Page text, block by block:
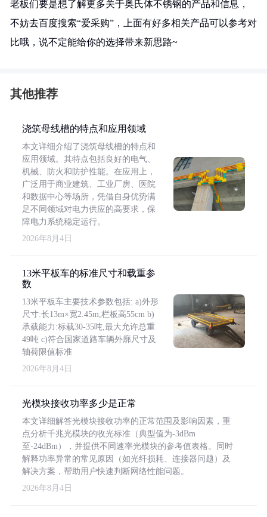
老板们要是想了解更多关于奥氏体不锈钢的产品和信息，
不妨去百度搜索“爱采购”，上面有好多相关产品可以参考对
比哦，说不定能给你的选择带来新思路~
其他推荐
浇筑母线槽的特点和应用领域
本文详细介绍了浇筑母线槽的特点和
应用领域。其特点包括良好的电气、
机械、防火和防护性能。在应用上，
广泛用于商业建筑、工业厂房、医院
和数据中心等场所，凭借自身优势满
足不同领域对电力供应的高要求，保
障电力系统稳定运行。
2026年8月4日
13米平板车的标准尺寸和载重参
数
13米平板车主要技术参数包括: a)外形
尺寸:长13m×宽2.45m,栏板高55cm b)
承载能力:标载30-35吨,最大允许总重
49吨 c)符合国家道路车辆外廓尺寸及
轴荷限值标准
2026年8月4日
光模块接收功率多少是正常
本文详细解答光模块接收功率的正常范围及影响因素，重
点分析千兆光模块的收光标准（典型值为-3dBm
至-24dBm），并提供不同速率光模块的参考值表格。同时
解释功率异常的常见原因（如光纤损耗、连接器问题）及
解决方案，帮助用户快速判断网络性能问题。
2026年8月4日